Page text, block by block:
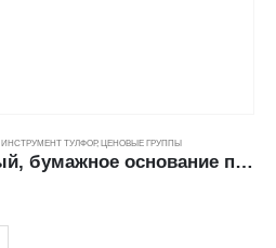
ИНСТРУМЕНТ ТУЛФОР, ЦЕНОВЫЕ ГРУППЫ
Круг ТАРГ абразивный, бумажное основание под липучку, зерно 120 (125мм/5шт)